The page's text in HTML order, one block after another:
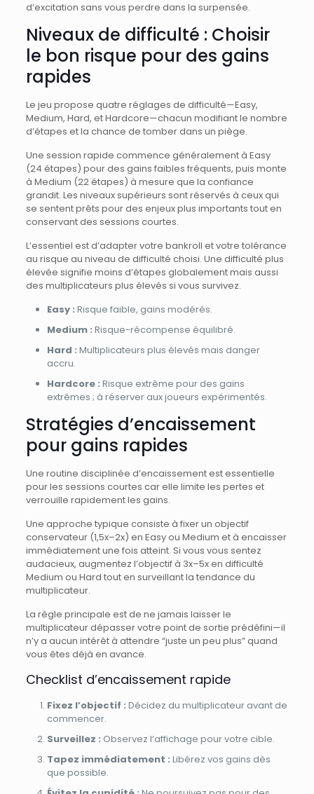
d’excitation sans vous perdre dans la surpensée.
Niveaux de difficulté : Choisir
le bon risque pour des gains
rapides
Le jeu propose quatre réglages de difficulté—Easy,
Medium, Hard, et Hardcore—chacun modifiant le nombre
d’étapes et la chance de tomber dans un piège.
Une session rapide commence généralement à Easy
(24 étapes) pour des gains faibles fréquents, puis monte
à Medium (22 étapes) à mesure que la confiance
grandit. Les niveaux supérieurs sont réservés à ceux qui
se sentent prêts pour des enjeux plus importants tout en
conservant des sessions courtes.
L’essentiel est d’adapter votre bankroll et votre tolérance
au risque au niveau de difficulté choisi. Une difficulté plus
élevée signifie moins d’étapes globalement mais aussi
des multiplicateurs plus élevés si vous survivez.
Easy : Risque faible, gains modérés.
Medium : Risque-récompense équilibré.
Hard : Multiplicateurs plus élevés mais danger
accru.
Hardcore : Risque extrême pour des gains
extrêmes ; à réserver aux joueurs expérimentés.
Stratégies d’encaissement
pour gains rapides
Une routine disciplinée d’encaissement est essentielle
pour les sessions courtes car elle limite les pertes et
verrouille rapidement les gains.
Une approche typique consiste à fixer un objectif
conservateur (1,5x–2x) en Easy ou Medium et à encaisser
immédiatement une fois atteint. Si vous vous sentez
audacieux, augmentez l’objectif à 3x–5x en difficulté
Medium ou Hard tout en surveillant la tendance du
multiplicateur.
La règle principale est de ne jamais laisser le
multiplicateur dépasser votre point de sortie prédéfini—il
n’y a aucun intérêt à attendre “juste un peu plus” quand
vous êtes déjà en avance.
Checklist d’encaissement rapide
Fixez l’objectif : Décidez du multiplicateur avant de
commencer.
Surveillez : Observez l’affichage pour votre cible.
Tapez immédiatement : Libérez vos gains dès
que possible.